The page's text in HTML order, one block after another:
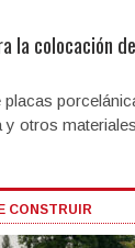
la colocación
y otros
CONSTRUIR